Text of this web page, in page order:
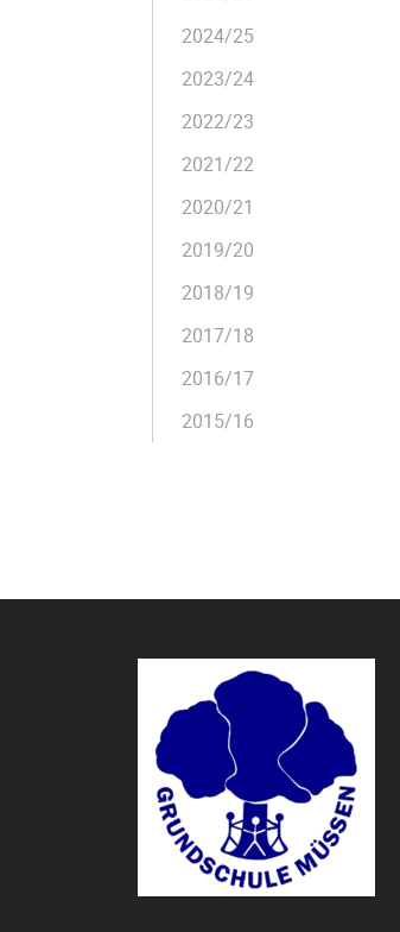
2024/25
2023/24
2022/23
2021/22
2020/21
2019/20
2018/19
2017/18
2016/17
2015/16